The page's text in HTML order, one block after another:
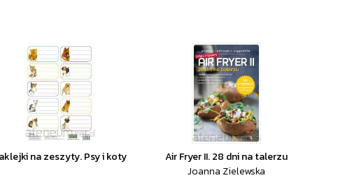
na zeszyty. Psy i koty
Air Fryer II. 28 dni na talerzu
Joanna Zielewska